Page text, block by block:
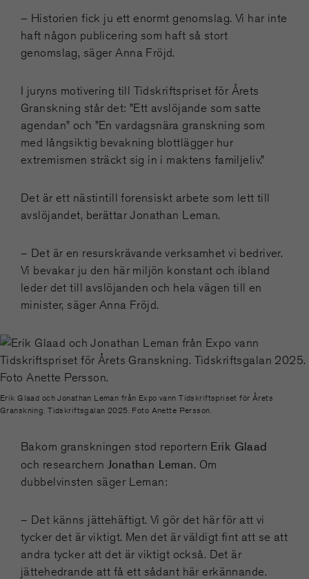
– Historien fick ju ett enormt genomslag. Vi har inte
haft någon publicering som haft så stort
genomslag, säger Anna Fröjd.
I juryns motivering till Tidskriftspriset för Årets
Granskning står det: ”Ett avslöjande som satte
agendan” och ”En vardagsnära granskning som
med långsiktig bevakning blottlägger hur
extremismen sträckt sig in i maktens familjeliv.”
Det är ett nästintill forensiskt arbete som lett till
avslöjandet, berättar Jonathan Leman.
– Det är en resurskrävande verksamhet vi bedriver.
Vi bevakar ju den här miljön konstant och ibland
leder det till avslöjanden och hela vägen till en
minister, säger Anna Fröjd.
Erik Glaad och Jonathan Leman från Expo vann Tidskriftspriset för Årets
Granskning. Tidskriftsgalan 2025. Foto Anette Persson.
Bakom granskningen stod reportern Erik Glaad
och researchern Jonathan Leman. Om
dubbelvinsten säger Leman:
– Det känns jättehäftigt. Vi gör det här för att vi
tycker det är viktigt. Men det är väldigt fint att se att
andra tycker att det är viktigt också. Det är
jättehedrande att få ett sådant här erkännande.